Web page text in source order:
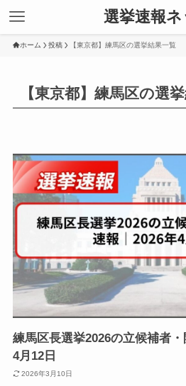
選挙速報ネ
ホーム 投稿 【東京都】練馬区の選挙結果一覧
【東京都】練馬区の選
練馬区長選挙2026の立候補者
4月12日
2026年3月10日